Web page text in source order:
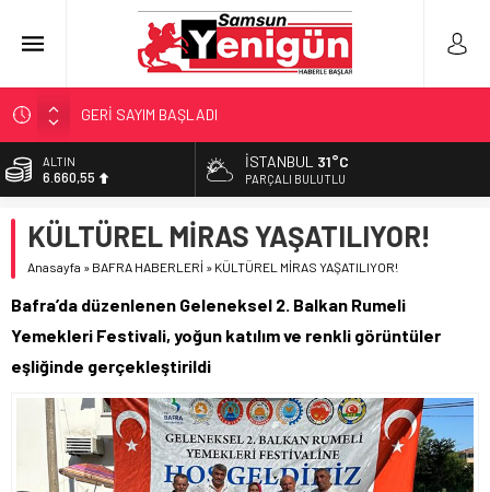
GERİ SAYIM BAŞLADI
SAMSUNSPOR’DA HEDEF 5’İNCİLİK!
‘BAFRA’YA YATIRIM YAPIN!’
YÖNETİCİ SEÇERKEN YAPILAN EN BÜYÜK HATALAR
ALTIN
6.660,55
13.779,39
DOLAR
55,1881
İSTANBUL 31°C
PARÇALI BULUTLU
KÜLTÜREL MİRAS YAŞATILIYOR!
Anasayfa » BAFRA HABERLERİ » KÜLTÜREL MİRAS YAŞATILIYOR!
Bafra’da düzenlenen Geleneksel 2. Balkan Rumeli
Yemekleri Festivali, yoğun katılım ve renkli görüntüler
eşliğinde gerçekleştirildi